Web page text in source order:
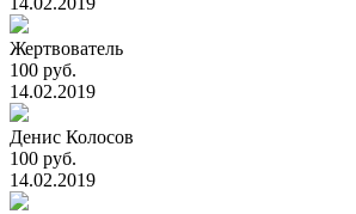
Жертвователь
100 руб.
14.02.2019
Денис Колосов
100 руб.
14.02.2019